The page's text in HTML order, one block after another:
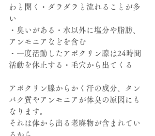
わと開く・ダラダラと流れることが多
い
・臭いがある・水以外に塩分や脂肪、
アンモニアなどを含む
・一度活動したアポクリン腺は24時間
活動を休止する・毛穴から出てくる
アポクリン腺からかく汗の成分、タン
パク質やアンモニアが体臭の原因にも
なります。
それは体から出る老廃物が含まれてい